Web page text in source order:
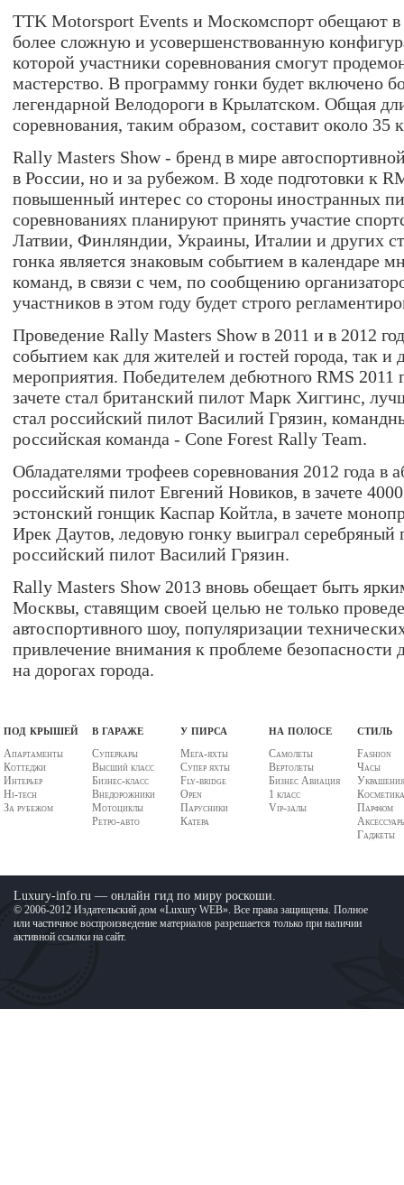
TTK Motorsport Events и Москомспорт обещают в
более сложную и усовершенствованную
которой участники соревнования смогут
мастерство. В программу гонки будет включено
легендарной Велодороги в Крылатском. Общая
соревнования, таким образом, составит около 35
Rally Masters Show - бренд в мире
в России, но и за рубежом. В ходе подготовки к
повышенный интерес со стороны иностранных
соревнованиях планируют принять участие
Латвии, Финляндии, Украины, Италии и других
гонка является знаковым событием в календаре
команд, в связи с чем, по сообщению
участников в этом году будет строго
Проведение Rally Masters Show в 2011 и в 2012
событием как для жителей и гостей города, так и
мероприятия. Победителем дебютного RMS 2011
зачете стал британский пилот Марк Хиггинс,
стал российский пилот Василий Грязин,
российская команда - Cone Forest Rally Team.
Обладателями трофеев соревнования 2012 года в
российский пилот Евгений Новиков, в зачете
эстонский гонщик Каспар Койтла, в зачете
Ирек Даутов, ледовую гонку выиграл серебряный
российский пилот Василий Грязин.
Rally Masters Show 2013 вновь обещает быть
Москвы, ставящим своей целью не только
автоспортивного шоу, популяризации
привлечение внимания к проблеме безопасности
на дорогах города.
под крышей
Апартаменты
Коттеджи
Интерьер
Hi-tech
За рубежом
в гараже
Суперкары
Высший класс
Бизнес-класс
Внедорожники
Мотоциклы
Ретро-авто
у пирса
Мега-яхты
Супер яхты
Fly-bridge
Open
Парусники
Катера
на полосе
Самолеты
Вертолеты
Бизнес Авиация
1 класс
Vip-залы
стиль
Fashion
Часы
Парфюм
Гаджеты
Luxury-info.ru — онлайн гид по миру роскоши.
© 2006-2012 Издательский дом «Luxury WEB». Все права защищены. Полное
или частичное воспроизведение материалов разрешается только при наличии
активной ссылки на сайт.